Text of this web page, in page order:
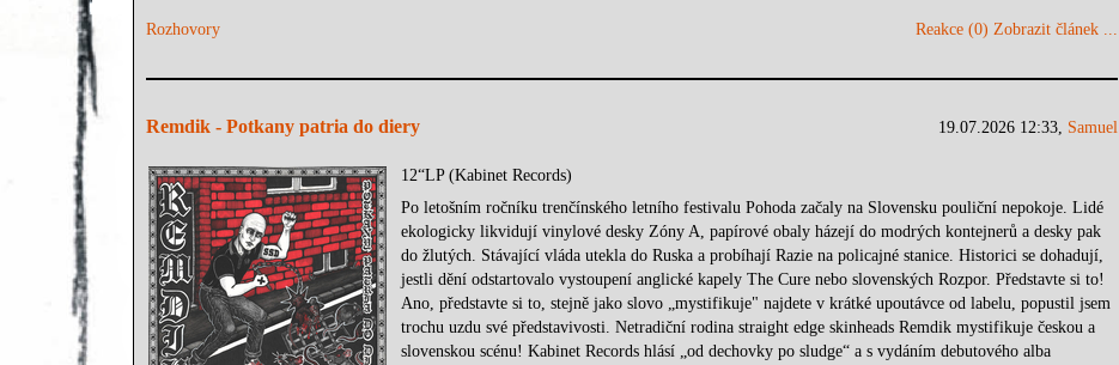
Rozhovory Reakce (0) Zobrazit článek ...
19.07.2026 12:33, Samuel
Remdik - Potkany patria do diery
12“LP (Kabinet Records)
Po letošním ročníku trenčínského letního festivalu Pohoda začaly na Slovensku pouliční nepokoje. Lidé
ekologicky likvidují vinylové desky Zóny A, papírové obaly házejí do modrých kontejnerů a desky pak
do žlutých. Stávající vláda utekla do Ruska a probíhají Razie na policajné stanice. Historici se dohadují,
jestli dění odstartovalo vystoupení anglické kapely The Cure nebo slovenských Rozpor. Představte si to!
Ano, představte si to, stejně jako slovo „mystifikuje" najdete v krátké upoutávce od labelu, popustil jsem
trochu uzdu své představivosti. Netradiční rodina straight edge skinheads Remdik mystifikuje českou a
slovenskou scénu! Kabinet Records hlásí „od dechovky po sludge“ a s vydáním debutového alba